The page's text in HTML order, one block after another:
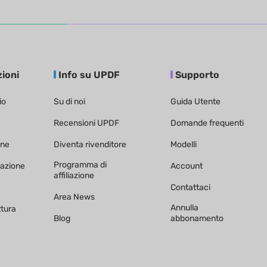
Info su UPDF
Su di noi
Recensioni UPDF
Diventa rivenditore
Programma di
affiliazione
Area News
Blog
Supporto
Guida Utente
Domande frequenti
Modelli
Account
Contattaci
Annulla
abbonamento